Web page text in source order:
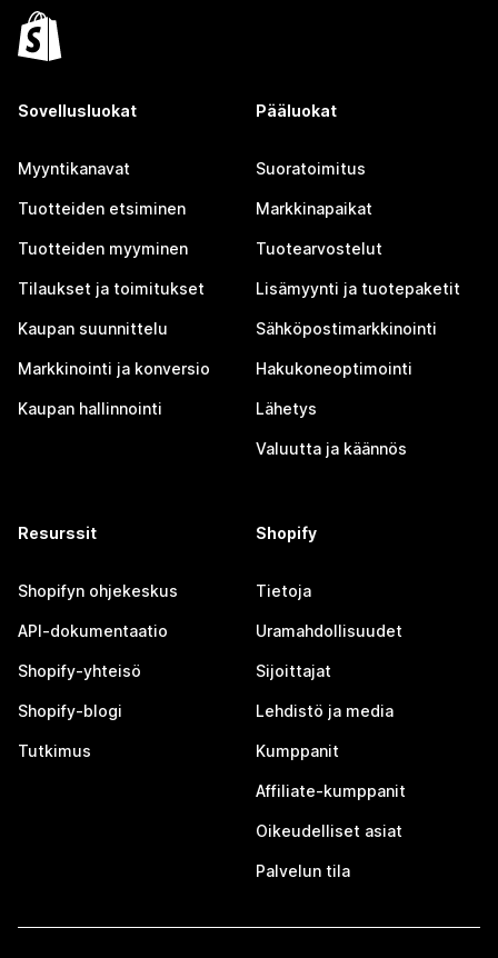
Sovellusluokat
Myyntikanavat
Tuotteiden etsiminen
Tuotteiden myyminen
Tilaukset ja toimitukset
Kaupan suunnittelu
Markkinointi ja konversio
Kaupan hallinnointi
Pääluokat
Suoratoimitus
Markkinapaikat
Tuotearvostelut
Lisämyynti ja tuotepaketit
Sähköpostimarkkinointi
Hakukoneoptimointi
Lähetys
Valuutta ja käännös
Resurssit
Shopifyn ohjekeskus
API-dokumentaatio
Shopify-yhteisö
Shopify-blogi
Tutkimus
Shopify
Tietoja
Uramahdollisuudet
Sijoittajat
Lehdistö ja media
Kumppanit
Affiliate-kumppanit
Oikeudelliset asiat
Palvelun tila